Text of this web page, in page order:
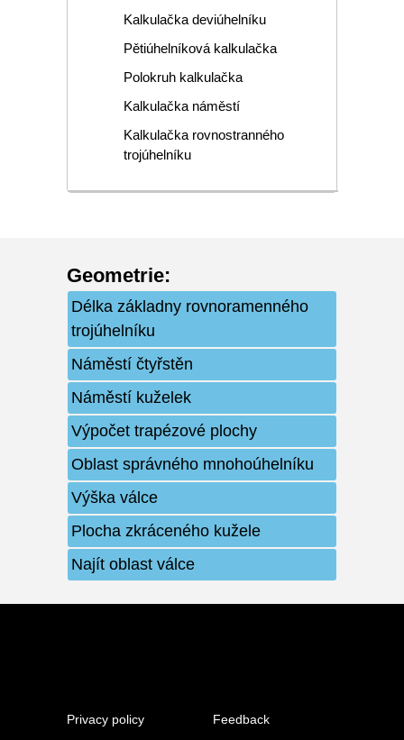
Kalkulačka deviúhelníku
Pětiúhelníková kalkulačka
Polokruh kalkulačka
Kalkulačka náměstí
Kalkulačka rovnostranného
trojúhelníku
Geometrie:
Délka základny rovnoramenného
trojúhelníku
Náměstí čtyřstěn
Náměstí kuželek
Výpočet trapézové plochy
Oblast správného mnohoúhelníku
Výška válce
Plocha zkráceného kužele
Najít oblast válce
Privacy policy Feedback